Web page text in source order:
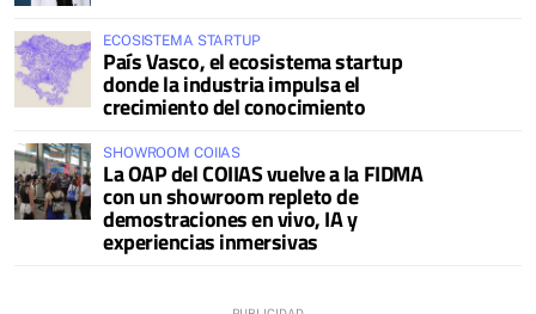
ECOSISTEMA STARTUP
País Vasco, el ecosistema startup
donde la industria impulsa el
crecimiento del conocimiento
SHOWROOM COIIAS
La OAP del COIIAS vuelve a la FIDMA
con un showroom repleto de
demostraciones en vivo, IA y
experiencias inmersivas